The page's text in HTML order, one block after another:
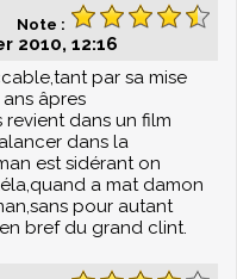
Note :
2010, 12:16
par sa mise
âpres
revient dans un film
dans la
est sidérant on
a mat damon
pour autant
bref du grand clint.